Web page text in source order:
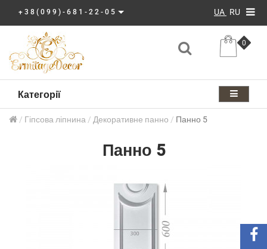
+38(099)-681-22-05 UA RU
0
Категорії
Гіпсова ліпнина Декоративне панно Панно 5
Панно 5